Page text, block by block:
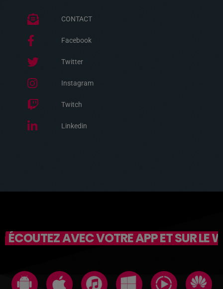
CONTACT
Facebook
Twitter
Instagram
Twitch
Linkedin
ÉCOUTEZ AVEC VOTRE APP ET SUR LE